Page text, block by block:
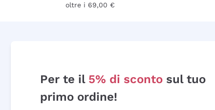
oltre i 69,00 €
Per te il 5% di sconto sul tuo
primo ordine!